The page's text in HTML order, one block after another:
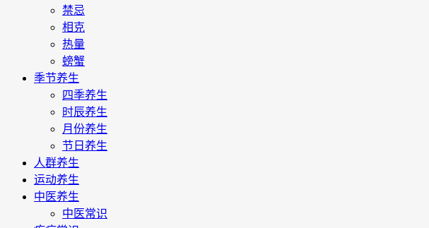
禁忌
相克
热量
螃蟹
季节养生
四季养生
时辰养生
月份养生
节日养生
人群养生
运动养生
中医养生
中医常识